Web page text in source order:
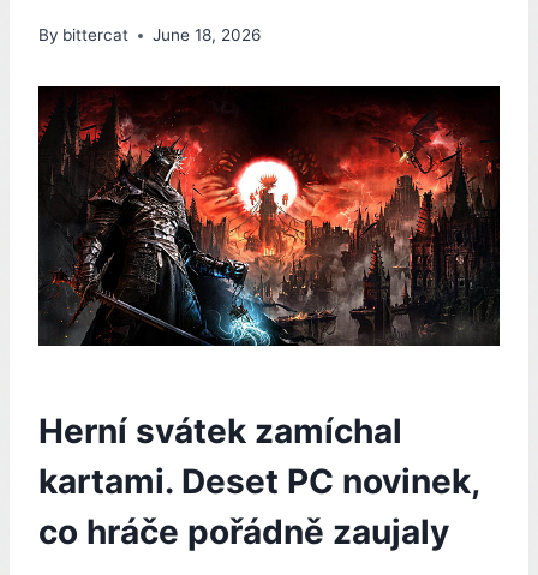
By bittercat June 18, 2026
Herní svátek zamíchal
kartami. Deset PC novinek,
co hráče pořádně zaujaly